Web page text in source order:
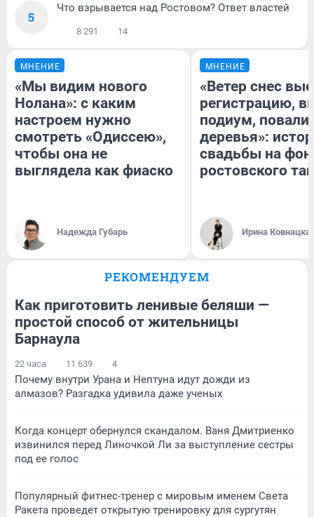
5
Что взрывается над Ростовом? Ответ властей
8 291 14
МНЕНИЕ
«Мы видим нового
Нолана»: с каким
настроем нужно
смотреть «Одиссею»,
чтобы она не
выглядела как фиаско
Надежда Губарь
МНЕНИЕ
«Ветер снес
регистрацию,
подиум,
деревья»:
свадьбы на
ростовского
Ирина
РЕКОМЕНДУЕМ
Как приготовить ленивые беляши —
простой способ от жительницы
Барнаула
22 часа 11 639 4
Почему внутри Урана и Нептуна идут дожди из
алмазов? Разгадка удивила даже ученых
Когда концерт обернулся скандалом. Ваня Дмитриенко
извинился перед Линочкой Ли за выступление сестры
под ее голос
Популярный фитнес-тренер с мировым именем Света
Ракета проведет открытую тренировку для сургутян